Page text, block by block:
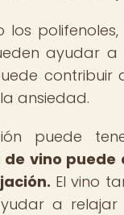
los
ayudar
contribuir
ansiedad.
puede
vino
El vino
a